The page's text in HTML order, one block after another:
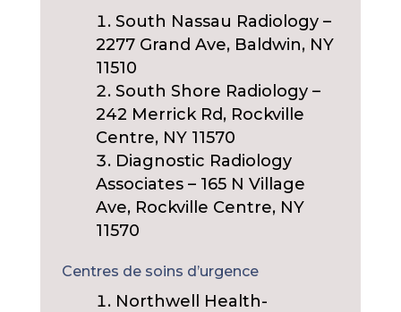
South Nassau Radiology –
2277 Grand Ave, Baldwin, NY
11510
South Shore Radiology –
242 Merrick Rd, Rockville
Centre, NY 11570
Diagnostic Radiology
Associates – 165 N Village
Ave, Rockville Centre, NY
11570
Centres de soins d’urgence
Northwell Health-